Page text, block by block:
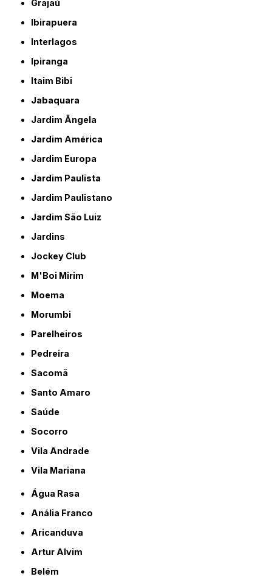
Grajaú
Ibirapuera
Interlagos
Ipiranga
Itaim Bibi
Jabaquara
Jardim Ângela
Jardim América
Jardim Europa
Jardim Paulista
Jardim Paulistano
Jardim São Luiz
Jardins
Jockey Club
M'Boi Mirim
Moema
Morumbi
Parelheiros
Pedreira
Sacomã
Santo Amaro
Saúde
Socorro
Vila Andrade
Vila Mariana
Água Rasa
Anália Franco
Aricanduva
Artur Alvim
Belém